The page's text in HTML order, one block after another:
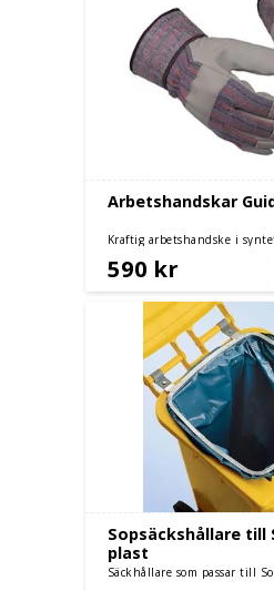
Arbetshandskar
Kraftig arbetshandske i
med förstärkningar på
storlekar 8, 10 och 11.
590 kr
Sopsäckshållare till
plast
Säckhållare som passar till
och säker fastsättningen av